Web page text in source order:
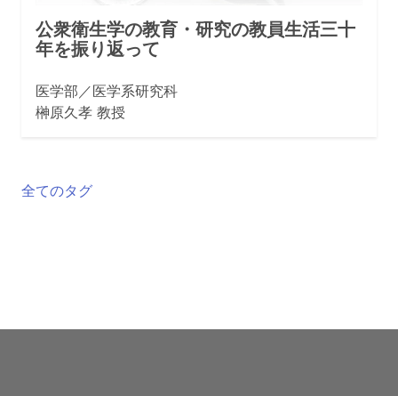
公衆衛生学の教育・研究の教員生活三十
年を振り返って
医学部／医学系研究科
榊原久孝 教授
全てのタグ